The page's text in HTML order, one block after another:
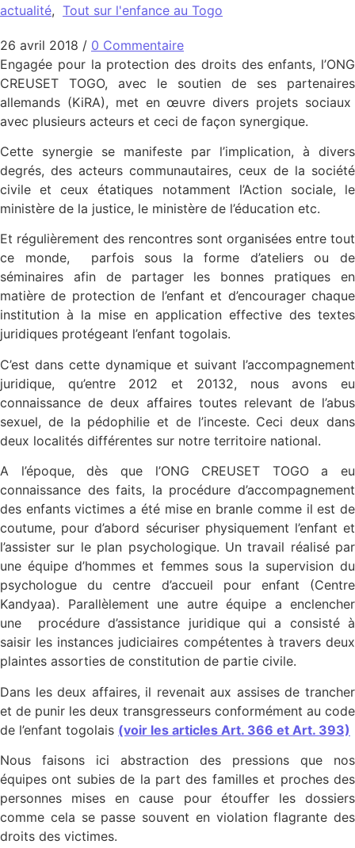
actualité, Tout sur l'enfance au Togo
26 avril 2018 / 0 Commentaire
Engagée pour la protection des droits des enfants, l’ONG
CREUSET TOGO, avec le soutien de ses partenaires
allemands (KiRA), met en œuvre divers projets sociaux
avec plusieurs acteurs et ceci de façon synergique.
Cette synergie se manifeste par l’implication, à divers
degrés, des acteurs communautaires, ceux de la société
civile et ceux étatiques notamment l’Action sociale, le
ministère de la justice, le ministère de l’éducation etc.
Et régulièrement des rencontres sont organisées entre tout
ce monde, parfois sous la forme d’ateliers ou de
séminaires afin de partager les bonnes pratiques en
matière de protection de l’enfant et d’encourager chaque
institution à la mise en application effective des textes
juridiques protégeant l’enfant togolais.
C’est dans cette dynamique et suivant l’accompagnement
juridique, qu’entre 2012 et 20132, nous avons eu
connaissance de deux affaires toutes relevant de l’abus
sexuel, de la pédophilie et de l’inceste. Ceci deux dans
deux localités différentes sur notre territoire national.
A l’époque, dès que l’ONG CREUSET TOGO a eu
connaissance des faits, la procédure d’accompagnement
des enfants victimes a été mise en branle comme il est de
coutume, pour d’abord sécuriser physiquement l’enfant et
l’assister sur le plan psychologique. Un travail réalisé par
une équipe d’hommes et femmes sous la supervision du
psychologue du centre d’accueil pour enfant (Centre
Kandyaa). Parallèlement une autre équipe a enclencher
une procédure d’assistance juridique qui a consisté à
saisir les instances judiciaires compétentes à travers deux
plaintes assorties de constitution de partie civile.
Dans les deux affaires, il revenait aux assises de trancher
et de punir les deux transgresseurs conformément au code
de l’enfant togolais (voir les articles Art. 366 et Art. 393)
Nous faisons ici abstraction des pressions que nos
équipes ont subies de la part des familles et proches des
personnes mises en cause pour étouffer les dossiers
comme cela se passe souvent en violation flagrante des
droits des victimes.